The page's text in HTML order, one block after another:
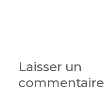
Laisser un
commentaire